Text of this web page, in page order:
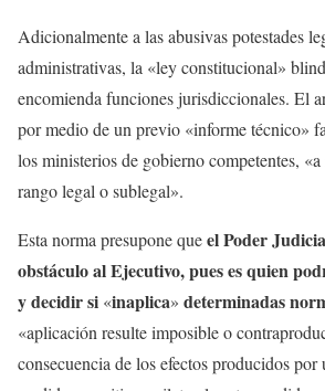
Adicionalmente a las abusivas potestades
administrativas, la «ley constitucional»
encomienda funciones jurisdiccionales. El
por medio de un previo «informe técnico»
los ministerios de gobierno competentes,
rango legal o sublegal».
Esta norma presupone queel Poder
obstáculo al Ejecutivo, pues es quien
y decidir si «inaplica» determinadas
«aplicación resulte imposible o
consecuencia de los efectos producidos por